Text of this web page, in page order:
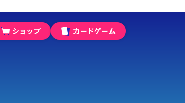
ショップ カードゲーム